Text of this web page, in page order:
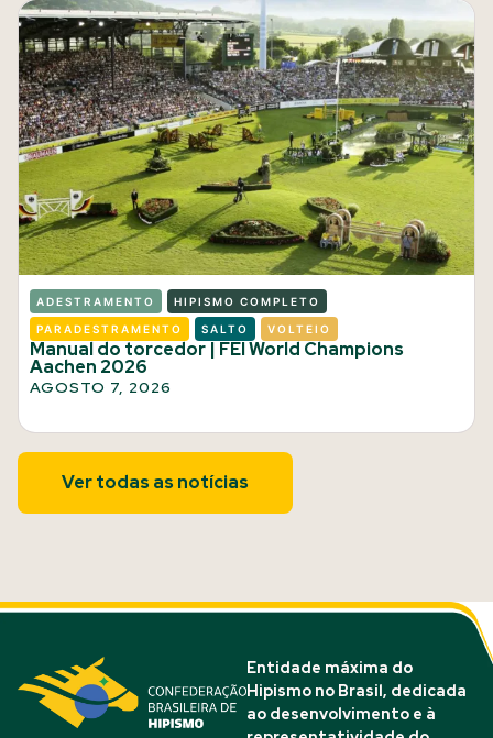
ADESTRAMENTO HIPISMO COMPLETO
PARADESTRAMENTO SALTO VOLTEIO
Manual do torcedor | FEI World Champions
Aachen 2026
AGOSTO 7, 2026
Ver todas as notícias
Entidade máxima do
Hipismo no Brasil, dedicada
ao desenvolvimento e à